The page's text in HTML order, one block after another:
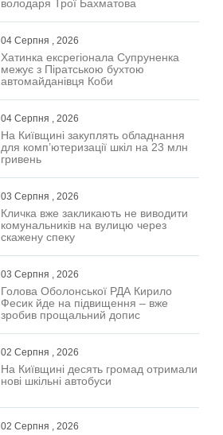
володаря Трої Бахматова
04 Серпня , 2026
Хатинка ексрегіонала Супруненка
межує з Піратською бухтою
автомайданівця Коби
04 Серпня , 2026
На Київщині закуплять обладнання
для комп’ютеризації шкіл на 23 млн
гривень
03 Серпня , 2026
Кличка вже закликають не виводити
комунальників на вулицю через
скажену спеку
03 Серпня , 2026
Голова Оболонської РДА Кирило
Фесик йде на підвищення – вже
зробив прощальний допис
02 Серпня , 2026
На Київщині десять громад отримали
нові шкільні автобуси
02 Серпня , 2026